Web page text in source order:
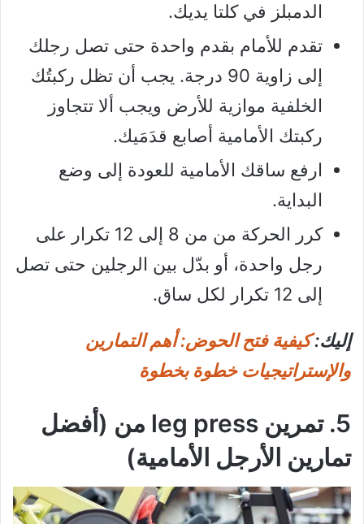
الدمبلز في كلتا يديك.
تقدم للأمام بقدم واحدة حتى تصل رجلك
إلى زاوية 90 درجة. يجب أن تظل ركبتُك
الخلفية موازية للأرض ويجب ألا تتجاوز
ركبتك الأمامية أصابع قدَمَيك.
ارفع ساقك الأمامية للعودة إلى وضع
البداية.
كرر الحركة من من 8 إلى 12 تكرار على
رجل واحدة، أو بدّل بين الرجلين حتى تصل
إلى 12 تكرار لكل ساق.
إليك:كيفية فتح الحوض: أهم التمارين
والإستراتيجيات خطوة بخطوة
5. تمرين leg press من (أفضل
تمارين الأرجل الأمامية)